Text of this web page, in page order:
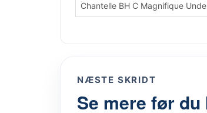
Chantelle BH C Magnifique
NÆSTE SKRIDT
Se mere før du